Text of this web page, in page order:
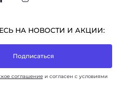
НА НОВОСТИ И АКЦИИ:
Подписаться
соглашениеи согласен с условиями